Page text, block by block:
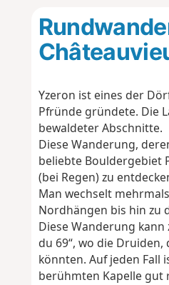
Yzeron ist eines der
Pfründe gründete. Die
bewaldeter Abschnitte.
Diese Wanderung,
beliebte Bouldergebiet
(bei Regen) zu
Man wechselt
Nordhängen bis hin zu
Diese Wanderung
du 69“, wo die
könnten. Auf jeden Fall
berühmten Kapelle gut